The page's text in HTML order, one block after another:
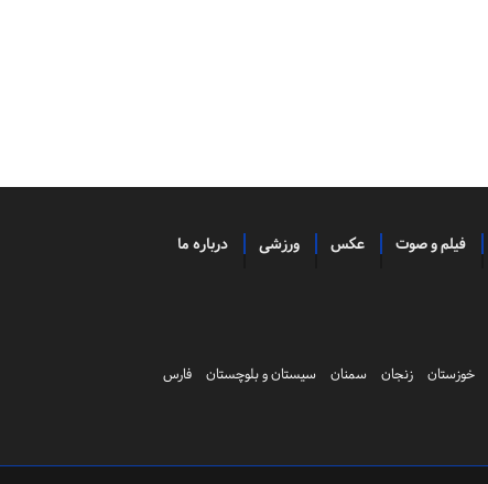
فیلم و صوت عکس ورزشی درباره ما
خوزستان زنجان سمنان سیستان و بلوچستان
فارس